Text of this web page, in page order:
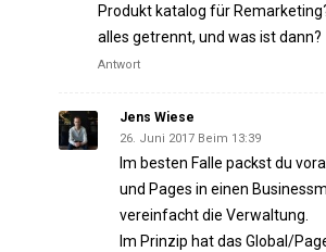
Produkt katalog für
alles getrennt, und was ist dann?
Antwort
Jens Wiese
26. Juni 2017 Beim 13:39
Im besten Falle packst du
und Pages in einen
vereinfacht die Verwaltung.
Im Prinzip hat das Global/